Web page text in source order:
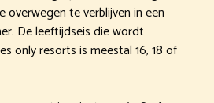
overwegen te verblijven in een
De leeftijdseis die wordt
only resorts is meestal 16, 18 of